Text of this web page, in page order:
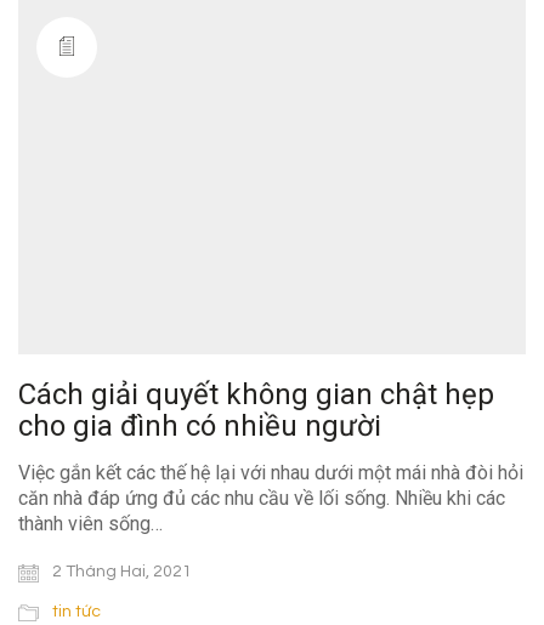
Cách giải quyết không gian chật hẹp
cho gia đình có nhiều người
Việc gắn kết các thế hệ lại với nhau dưới một mái nhà đòi hỏi
căn nhà đáp ứng đủ các nhu cầu về lối sống. Nhiều khi các
thành viên sống…
2 Tháng Hai, 2021
tin tức